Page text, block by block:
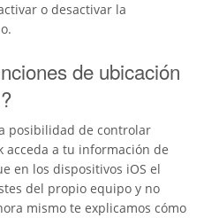
o desactivar la
de ubicación
posibilidad de controlar
acceda a tu información de
en los dispositivos iOS el
del propio equipo y no
mismo te explicamos cómo